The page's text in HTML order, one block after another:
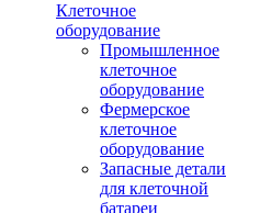
Клеточное
оборудование
Промышленное
клеточное
оборудование
Фермерское
клеточное
оборудование
Запасные детали
для клеточной
батареи